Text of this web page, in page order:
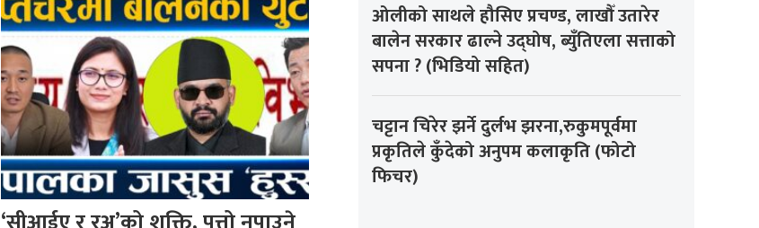
ओलीको साथले हौसिए प्रचण्ड, लाखौँ उतारेर
बालेन सरकार ढाल्ने उद्घोष, ब्युँतिएला सत्ताको
सपना ? (भिडियो सहित)
चट्टान चिरेर झर्ने दुर्लभ झरना,रुकुमपूर्वमा
प्रकृतिले कुँदेको अनुपम कलाकृति (फोटो
फिचर)